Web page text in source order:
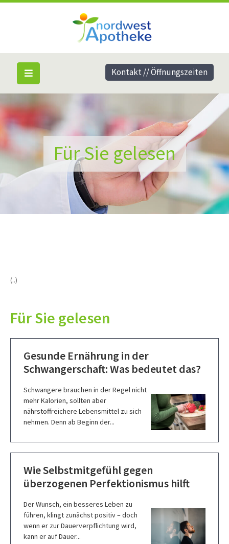
Für Sie gelesen
(..)
Für Sie gelesen
Gesunde Ernährung in der
Schwangerschaft: Was bedeutet das?
Schwangere brauchen in der Regel nicht
mehr Kalorien, sollten aber
nährstoffreichere Lebensmittel zu sich
nehmen. Denn ab Beginn der...
Wie Selbstmitgefühl gegen
überzogenen Perfektionismus hilft
Der Wunsch, ein besseres Leben zu
führen, klingt zunächst positiv – doch
wenn er zur Dauerverpflichtung wird,
kann er auf Dauer...
Kontakt // Öffnungszeiten